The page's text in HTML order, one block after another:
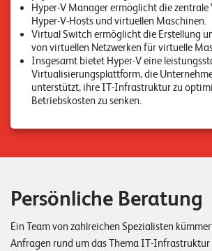
r
e
N
v
n
Hyper-V Manager ermöglicht die zentrale
Hyper-V-Hosts und virtuellen Maschinen.
Virtual Switch ermöglicht die Erstellung
von virtuellen Netzwerken für virtuelle
Insgesamt bietet Hyper-V eine
Virtualisierungsplattform, die
unterstützt, ihre IT-Infrastruktur zu
Betriebskosten zu senken.
Persönliche Beratung
Ein Team von zahlreichen Spezialisten
Anfragen rund um das Thema IT-Infrastruktur